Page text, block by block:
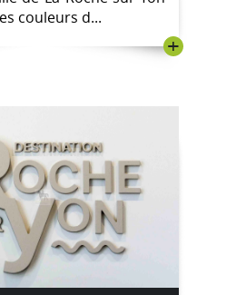
couleurs d...
+